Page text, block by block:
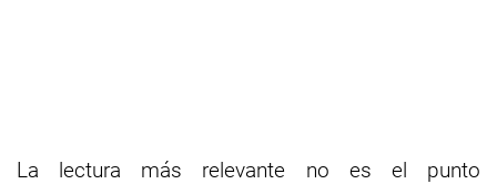
La lectura más relevante no es el punto